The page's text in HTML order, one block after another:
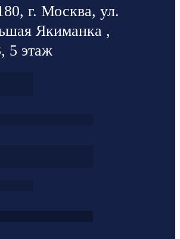
г. Москва, ул.
Якиманка ,
5 этаж